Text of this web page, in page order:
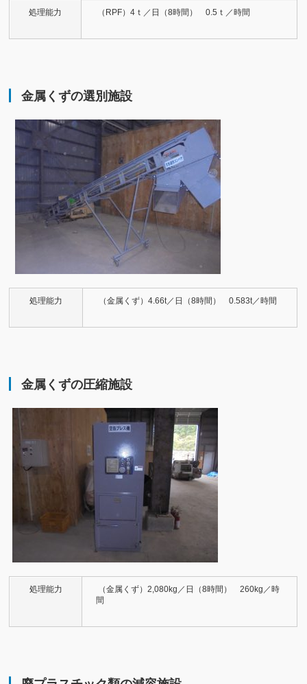
処理能力 （RPF）4ｔ／日（8時間） 0.5ｔ／時間
金属くずの選別施設
処理能力 （金属くず）4.66t／日（8時間） 0.583t／時間
金属くずの圧縮施設
処理能力
（金属くず）2,080kg／日（8時間） 260kg／時
間